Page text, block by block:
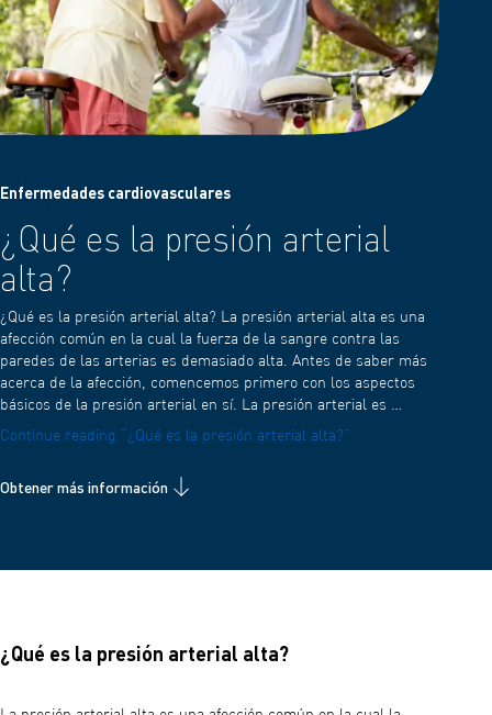
Enfermedades cardiovasculares
¿Qué es la presión arterial
alta?
¿Qué es la presión arterial alta? La presión arterial alta es una
afección común en la cual la fuerza de la sangre contra las
paredes de las arterias es demasiado alta. Antes de saber más
acerca de la afección, comencemos primero con los aspectos
básicos de la presión arterial en sí. La presión arterial es …
Continue reading “¿Qué es la presión arterial alta?”
Obtener más información
¿Qué es la presión arterial alta?